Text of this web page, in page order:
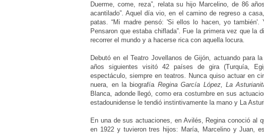
Duerme, come, reza”, relata su hijo Marcelino, de 86
acantilado”. Aquel día vio, en el camino de regreso a
patas. “Mi madre pensó: 'Si ellos lo hacen, yo
Pensaron que estaba chiflada”. Fue la primera vez que la
recorrer el mundo y a hacerse rica con aquella locura.
Debutó en el Teatro Jovellanos de Gijón, actuando para
años siguientes visitó 42 países de gira (Turquía,
espectáculo, siempre en teatros. Nunca quiso actuar en
nuera, en la biografía Regina García López, La
Blanca, adonde llegó, como era costumbre en sus
estadounidense le tendió instintivamente la mano y La
En una de sus actuaciones, en Avilés, Regina conoció al
en 1922 y tuvieron tres hijos: María, Marcelino y Juan,